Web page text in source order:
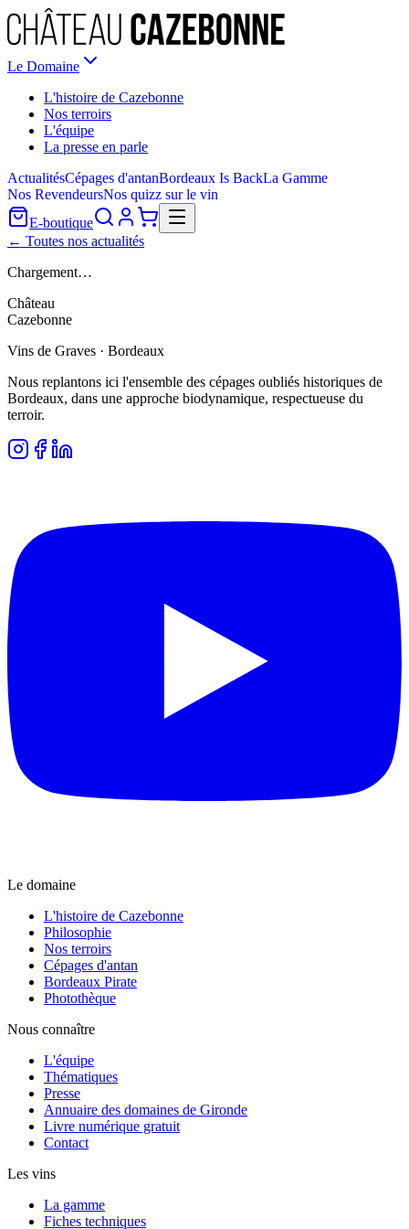
Le Domaine
L'histoire de Cazebonne
Nos terroirs
L'équipe
La presse en parle
ActualitésCépages d'antanBordeaux Is BackLa Gamme
Nos RevendeursNos quizz sur le vin
E-boutique
← Toutes nos actualités
Chargement…
Château
Cazebonne
Vins de Graves · Bordeaux
Nous replantons ici l'ensemble des cépages oubliés historiques de
Bordeaux, dans une approche biodynamique, respectueuse du
terroir.
Le domaine
L'histoire de Cazebonne
Philosophie
Nos terroirs
Cépages d'antan
Bordeaux Pirate
Photothèque
Nous connaître
L'équipe
Thématiques
Presse
Annuaire des domaines de Gironde
Livre numérique gratuit
Contact
Les vins
La gamme
Fiches techniques